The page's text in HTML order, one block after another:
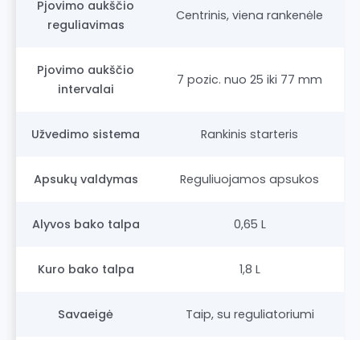
Pjovimo aukščio
reguliavimas
Centrinis, viena rankenėle
Pjovimo aukščio
intervalai
7 pozic. nuo 25 iki 77 mm
Užvedimo sistema Rankinis starteris
Apsukų valdymas Reguliuojamos apsukos
Alyvos bako talpa 0,65 L
Kuro bako talpa 1,8 L
Savaeigė Taip, su reguliatoriumi